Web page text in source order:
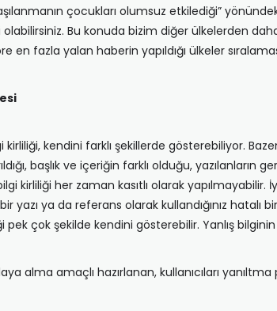
çocukları olumsuz etkilediği”
olabilirsiniz. Bu konuda bizim diğer ülkelerden
en fazla yalan haberin yapıldığı ülkeler
kendini farklı şekillerde gösterebiliyor.
başlık ve içeriğin farklı olduğu,
kirliliği her zaman kasıtlı olarak
yazı ya da referans olarak kullandığınız
pek çok şekilde kendini gösterebilir. Yanlış
alma amaçlı hazırlanan, kullanıcıları